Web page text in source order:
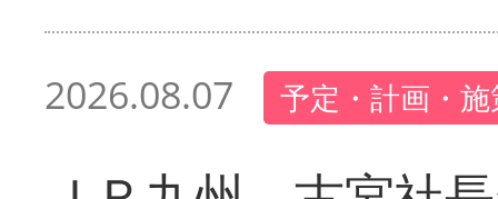
2026.08.07 予定・計画・